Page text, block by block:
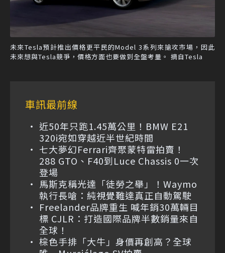
未來Tesla預計推出價格更平民的Model 3系列來搶攻市場，因此
未來想與Tesla競爭，價格方面也要做到全盤考量。 摘自Tesla
車訊最前線
近50年只跑1.45萬公里！BMW E21
320i宛如穿越近半世紀時間
七大夢幻Ferrari齊聚蒙特雷拍賣！
288 GTO、F40到Luce Chassis 0一次
登場
馬斯克稱光達「徒勞之舉」！Waymo
執行長嗆：純視覺難達真正自動駕駛
Freelander品牌重生 喊年銷30萬輛目
標 CJLR：打造國際品牌半數銷量來自
全球！
棕色手排「大牛」身價再創高？全球